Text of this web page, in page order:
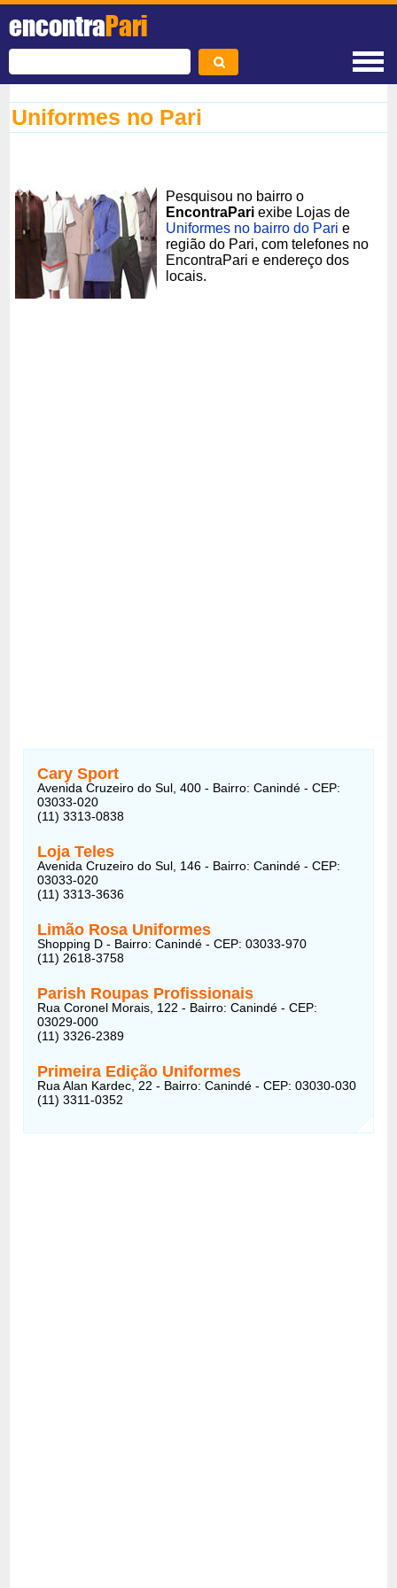
encontraPari
Uniformes no Pari
Pesquisou no bairro o
EncontraPari exibe Lojas de
Uniformes no bairro do Pari e
região do Pari, com telefones no
EncontraPari e endereço dos
locais.
Cary Sport
Avenida Cruzeiro do Sul, 400 - Bairro: Canindé - CEP:
03033-020
(11) 3313-0838
Loja Teles
Avenida Cruzeiro do Sul, 146 - Bairro: Canindé - CEP:
03033-020
(11) 3313-3636
Limão Rosa Uniformes
Shopping D - Bairro: Canindé - CEP: 03033-970
(11) 2618-3758
Parish Roupas Profissionais
Rua Coronel Morais, 122 - Bairro: Canindé - CEP:
03029-000
(11) 3326-2389
Primeira Edição Uniformes
Rua Alan Kardec, 22 - Bairro: Canindé - CEP: 03030-030
(11) 3311-0352